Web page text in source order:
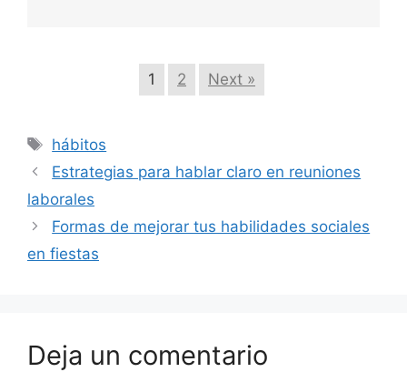
1 2 Next »
Etiquetas
hábitos
Estrategias para hablar claro en reuniones
laborales
Formas de mejorar tus habilidades sociales
en fiestas
Deja un comentario